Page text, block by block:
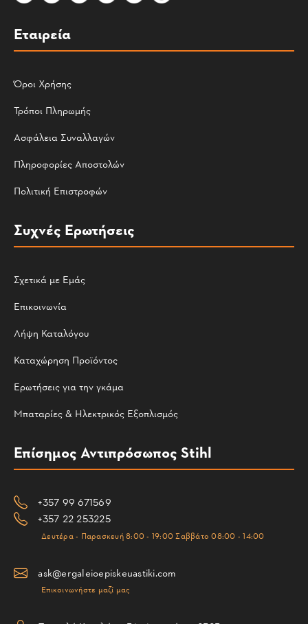
Εταιρεία
Όροι Χρήσης
Τρόποι Πληρωμής
Ασφάλεια Συναλλαγών
Πληροφορίες Αποστολών
Πολιτική Επιστροφών
Συχνές Ερωτήσεις
Σχετικά με Εμάς
Επικοινωνία
Λήψη Καταλόγου
Καταχώρηση Προϊόντος
Ερωτήσεις για την γκάμα
Μπαταρίες & Ηλεκτρικός Εξοπλισμός
Επίσημος Αντιπρόσωπος Stihl
+357 99 671569
+357 22 253225
Δευτέρα - Παρασκευή 8:00 - 19:00 Σαββάτο 08:00 - 14:00
ask@ergaleioepiskeuastiki.com
Επικοινωνήστε μαζί μας